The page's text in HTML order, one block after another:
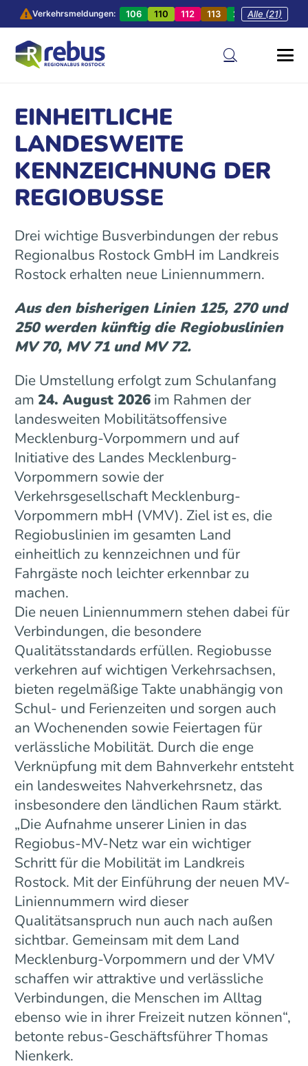
Verkehrsmeldungen: 106 110 112 113 201 202
Alle (21)
EINHEITLICHE
LANDESWEITE
KENNZEICHNUNG DER
REGIOBUSSE
Drei wichtige Busverbindungen der rebus
Regionalbus Rostock GmbH im Landkreis
Rostock erhalten neue Liniennummern.
Aus den bisherigen Linien 125, 270 und
250 werden künftig die Regiobuslinien
MV 70, MV 71 und MV 72.
Die Umstellung erfolgt zum Schulanfang
am 24. August 2026im Rahmen der
landesweiten Mobilitätsoffensive
Mecklenburg-Vorpommern und auf
Initiative des Landes Mecklenburg-
Vorpommern sowie der
Verkehrsgesellschaft Mecklenburg-
Vorpommern mbH (VMV). Ziel ist es, die
Regiobuslinien im gesamten Land
einheitlich zu kennzeichnen und für
Fahrgäste noch leichter erkennbar zu
machen.
Die neuen Liniennummern stehen dabei für
Verbindungen, die besondere
Qualitätsstandards erfüllen. Regiobusse
verkehren auf wichtigen Verkehrsachsen,
bieten regelmäßige Takte unabhängig von
Schul- und Ferienzeiten und sorgen auch
an Wochenenden sowie Feiertagen für
verlässliche Mobilität. Durch die enge
Verknüpfung mit dem Bahnverkehr entsteht
ein landesweites Nahverkehrsnetz, das
insbesondere den ländlichen Raum stärkt.
„Die Aufnahme unserer Linien in das
Regiobus-MV-Netz war ein wichtiger
Schritt für die Mobilität im Landkreis
Rostock. Mit der Einführung der neuen MV-
Liniennummern wird dieser
Qualitätsanspruch nun auch nach außen
sichtbar. Gemeinsam mit dem Land
Mecklenburg-Vorpommern und der VMV
schaffen wir attraktive und verlässliche
Verbindungen, die Menschen im Alltag
ebenso wie in ihrer Freizeit nutzen können“,
betonte rebus-Geschäftsführer Thomas
Nienkerk.